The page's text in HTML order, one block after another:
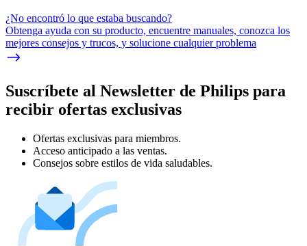
¿No encontró lo que estaba buscando?
Obtenga ayuda con su producto, encuentre manuales, conozca los
mejores consejos y trucos, y solucione cualquier problema
Suscríbete al Newsletter de Philips para
recibir ofertas exclusivas
Ofertas exclusivas para miembros.
Acceso anticipado a las ventas.
Consejos sobre estilos de vida saludables.